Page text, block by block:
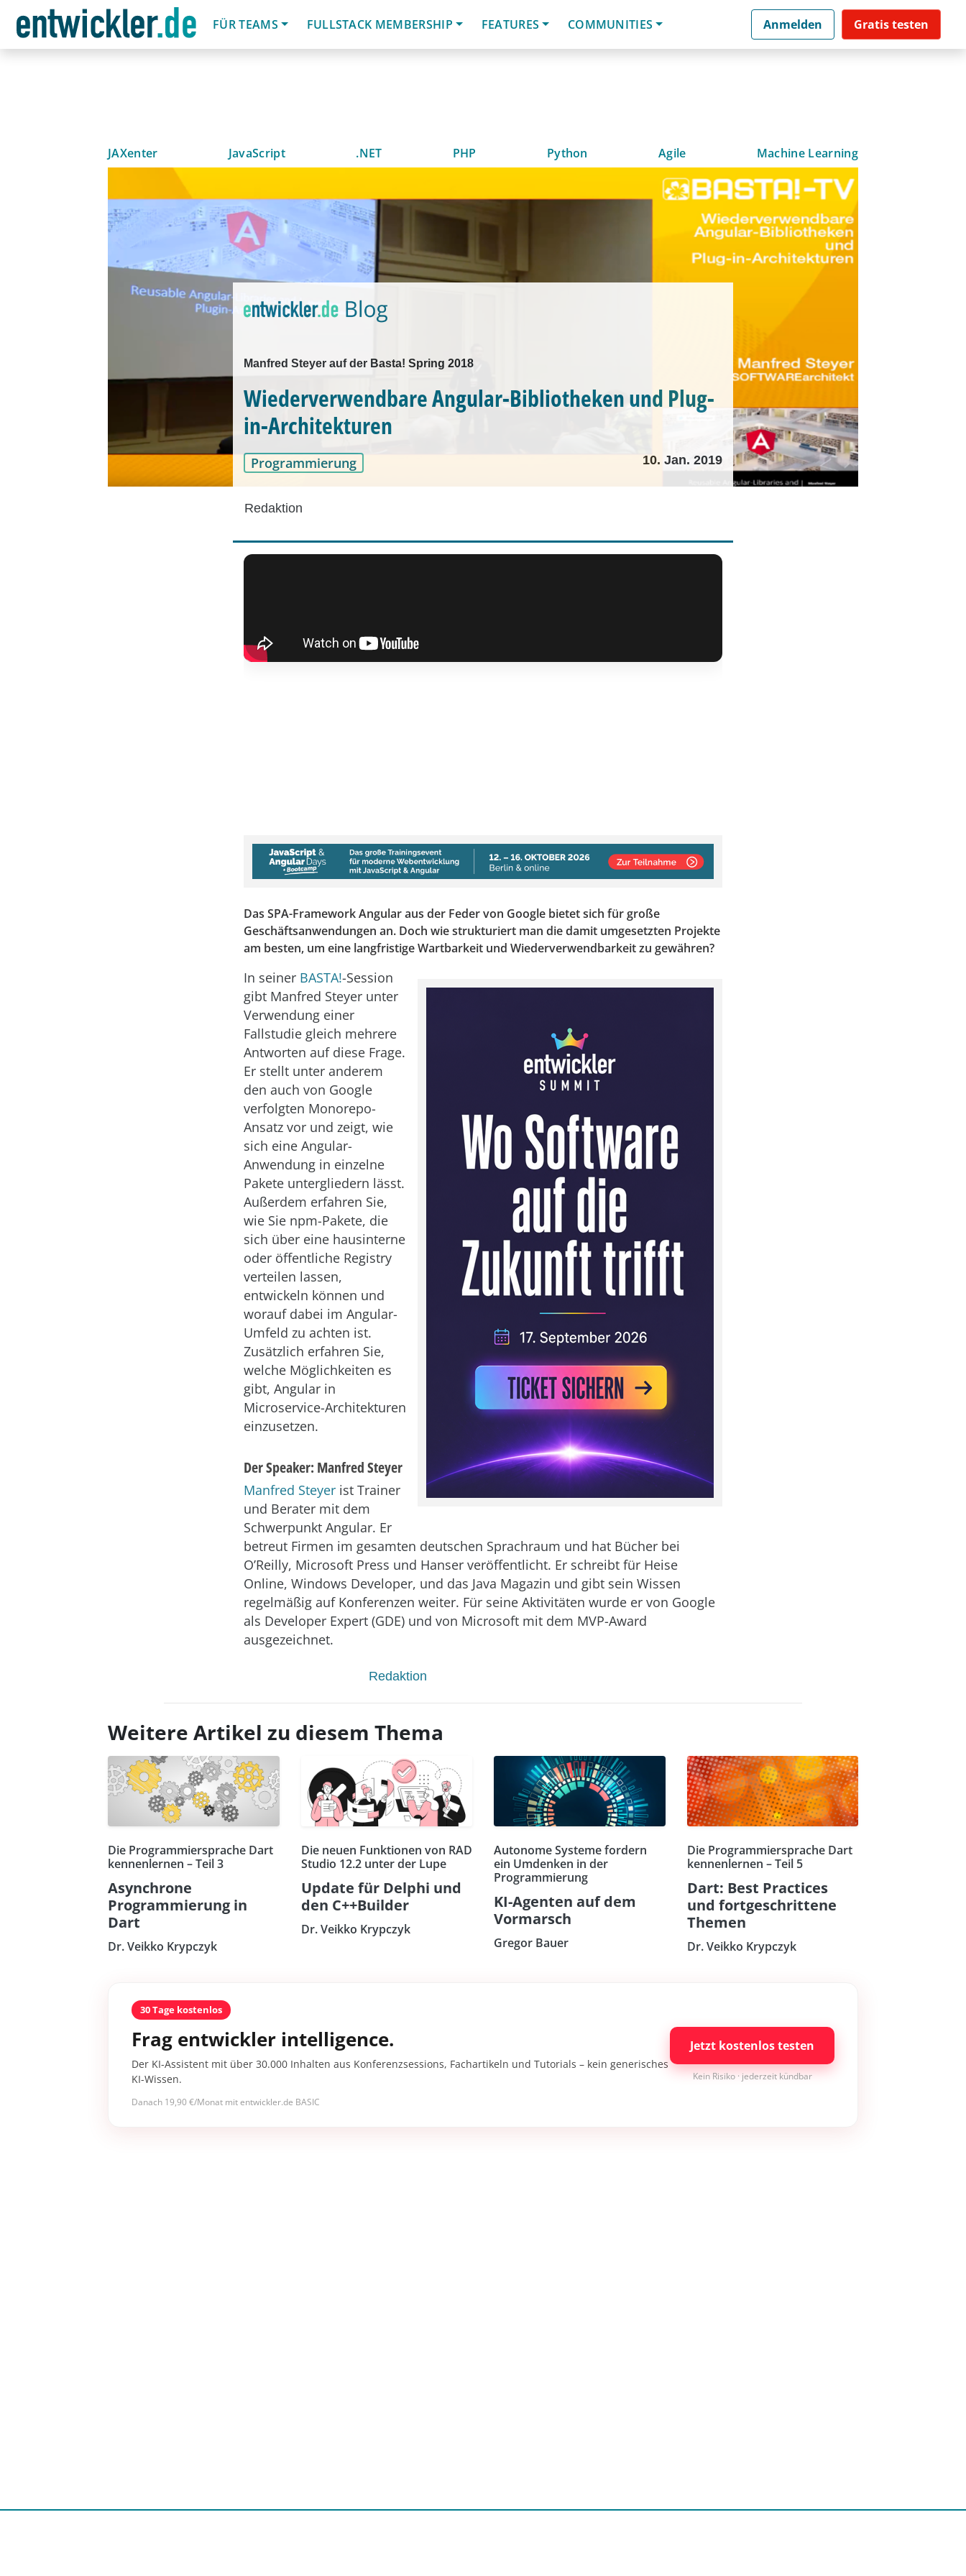
FÜR TEAMS
FULLSTACK MEMBERSHIP FEATURES COMMUNITIES Anmelden Gratis testen
JAXenter JavaScript .NET PHP Python Agile Machine Learning
Manfred Steyer auf der Basta! Spring 2018
Wiederverwendbare Angular-Bibliotheken und Plug-
in-Architekturen
Programmierung 10. Jan. 2019
Redaktion
Das SPA-Framework Angular aus der Feder von Google bietet sich für große
Geschäftsanwendungen an. Doch wie strukturiert man die damit umgesetzten Projekte
am besten, um eine langfristige Wartbarkeit und Wiederverwendbarkeit zu gewähren?
In seiner BASTA!-Session
gibt Manfred Steyer unter
Verwendung einer
Fallstudie gleich mehrere
Antworten auf diese Frage.
Er stellt unter anderem
den auch von Google
verfolgten Monorepo-
Ansatz vor und zeigt, wie
sich eine Angular-
Anwendung in einzelne
Pakete untergliedern lässt.
Außerdem erfahren Sie,
wie Sie npm-Pakete, die
sich über eine hausinterne
oder öffentliche Registry
verteilen lassen,
entwickeln können und
worauf dabei im Angular-
Umfeld zu achten ist.
Zusätzlich erfahren Sie,
welche Möglichkeiten es
gibt, Angular in
Microservice-Architekturen
einzusetzen.
Der Speaker: Manfred Steyer
Manfred Steyer ist Trainer
und Berater mit dem
Schwerpunkt Angular. Er
betreut Firmen im gesamten deutschen Sprachraum und hat Bücher bei
O’Reilly, Microsoft Press und Hanser veröffentlicht. Er schreibt für Heise
Online, Windows Developer, und das Java Magazin und gibt sein Wissen
regelmäßig auf Konferenzen weiter. Für seine Aktivitäten wurde er von Google
als Developer Expert (GDE) und von Microsoft mit dem MVP-Award
ausgezeichnet.
Redaktion
Weitere Artikel zu diesem Thema
Die Programmiersprache Dart
kennenlernen – Teil 3
Asynchrone
Programmierung in
Dart
Dr. Veikko Krypczyk
Die neuen Funktionen von RAD
Studio 12.2 unter der Lupe
Update für Delphi und
den C++Builder
Dr. Veikko Krypczyk
Autonome Systeme fordern
ein Umdenken in der
Programmierung
KI-Agenten auf dem
Vormarsch
Gregor Bauer
Die Programmiersprache Dart
kennenlernen – Teil 5
Dart: Best Practices
und fortgeschrittene
Themen
Dr. Veikko Krypczyk
30 Tage kostenlos
Frag entwickler intelligence.
Der KI-Assistent mit über 30.000 Inhalten aus Konferenzsessions, Fachartikeln und Tutorials – kein generisches
KI-Wissen.
Danach 19,90 €/Monat mit entwickler.de BASIC
Jetzt kostenlos testen
Kein Risiko · jederzeit kündbar